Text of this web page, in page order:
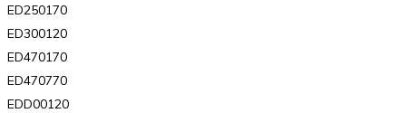
ED250170
ED300120
ED470170
ED470770
EDD00120